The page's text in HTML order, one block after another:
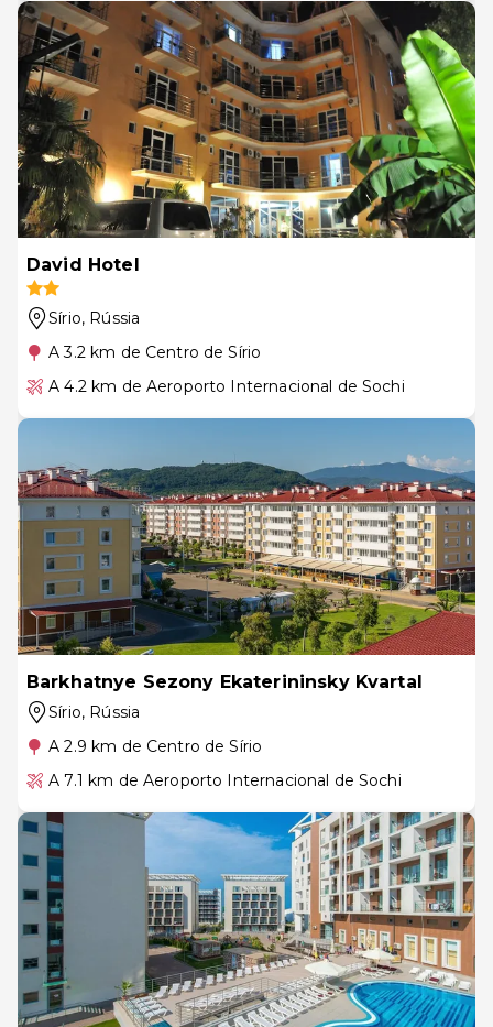
David Hotel
Sírio, Rússia
A 3.2 km de Centro de Sírio
A 4.2 km de Aeroporto Internacional de Sochi
Barkhatnye Sezony Ekaterininsky Kvartal
Sírio, Rússia
A 2.9 km de Centro de Sírio
A 7.1 km de Aeroporto Internacional de Sochi